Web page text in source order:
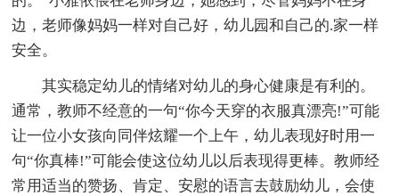
边，老师像妈妈一样对自己好，幼儿园和自己的.家一样
安全。
其实稳定幼儿的情绪对幼儿的身心健康是有利的。
通常，教师不经意的一句“你今天穿的衣服真漂亮!”可能
让一位小女孩向同伴炫耀一个上午，幼儿表现好时用一
句“你真棒!”可能会使这位幼儿以后表现得更棒。教师经
常用适当的赞扬、肯定、安慰的语言去鼓励幼儿，会使